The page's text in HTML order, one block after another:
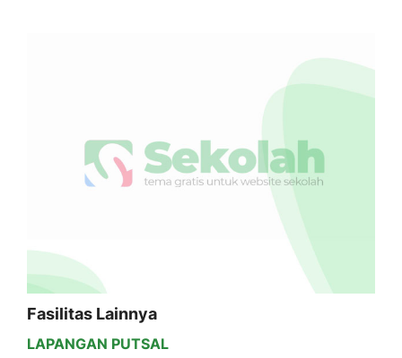
Fasilitas Lainnya
LAPANGAN PUTSAL